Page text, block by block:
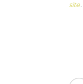
site.